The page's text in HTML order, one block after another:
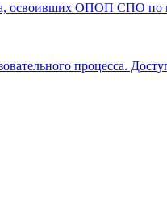
освоивших ОПОП СПО по
процесса.